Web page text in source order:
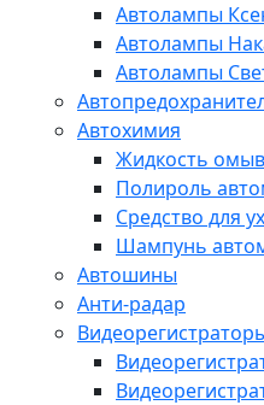
Автолампы
Автолампы
Автолампы
Автохимия
Жидкость
Полироль
Средство для
Шампунь
Автошины
Анти-радар